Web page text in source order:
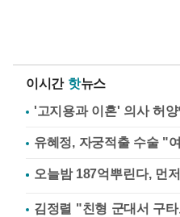
이시간 핫뉴스
'고지용과 이혼' 의사 허
유혜정, 자궁적출 수술 "
김정렬 "친형 군대서 구